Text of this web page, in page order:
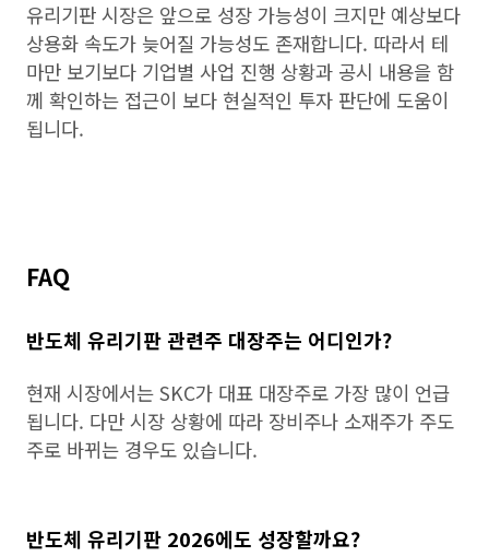
유리기판 시장은 앞으로 성장 가능성이 크지만 예상보다
상용화 속도가 늦어질 가능성도 존재합니다. 따라서 테
마만 보기보다 기업별 사업 진행 상황과 공시 내용을 함
께 확인하는 접근이 보다 현실적인 투자 판단에 도움이
됩니다.
FAQ
반도체 유리기판 관련주 대장주는 어디인가?
현재 시장에서는 SKC가 대표 대장주로 가장 많이 언급
됩니다. 다만 시장 상황에 따라 장비주나 소재주가 주도
주로 바뀌는 경우도 있습니다.
반도체 유리기판 2026에도 성장할까요?